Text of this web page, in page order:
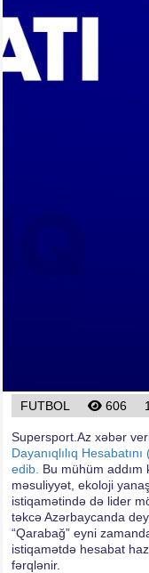
Kikboks
Tayboks
Layihə
Qış Olimpiya
İslamiada-2021
Dünya Kuboku-
FUTBOL 606
Supersport.Az xəbər
Dayanıqlılıq
edib. Bu mühüm addım
məsuliyyət, ekoloji
istiqamətində də lider
təkcə Azərbaycanda
“Qarabağ” eyni
istiqamətdə hesabat
fərqlənir.